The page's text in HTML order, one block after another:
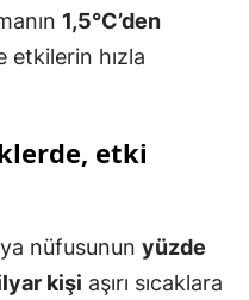
1,5°C’den
etkilerin hızla
etki
nüfusunun yüzde
kişi aşırı sıcaklara